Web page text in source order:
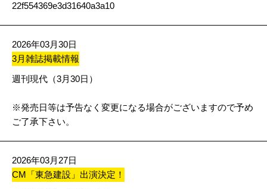
22f554369e3d31640a3a10
2026年03月30日
3月雑誌掲載情報
週刊現代（3月30日）
※発売日等は予告なく変更になる場合がございますので予め
ご了承下さい。
2026年03月27日
CM「東急建設」出演決定！